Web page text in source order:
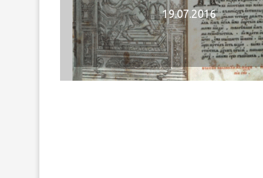
19.07.2016